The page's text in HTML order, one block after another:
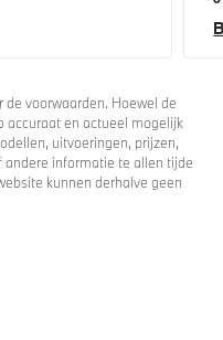
voorwaarden. Hoewel de
accuraat en actueel mogelijk
uitvoeringen, prijzen,
informatie te allen tijde
kunnen derhalve geen